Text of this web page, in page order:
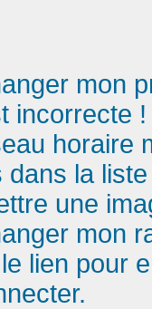
mon
incorrecte !
horaire
la
une
mon
lien pour